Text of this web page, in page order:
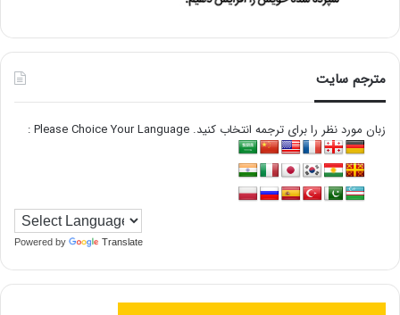
مترجم سایت
زبان مورد نظر را برای ترجمه انتخاب کنید. Please Choice Your Language :
Powered by Translate